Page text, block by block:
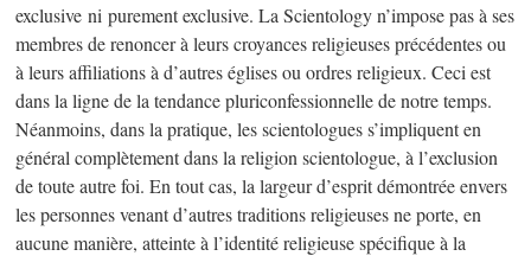
exclusive ni purement exclusive. La Scientology n’impose pas à ses
membres de renoncer à leurs croyances religieuses précédentes ou
à leurs affiliations à d’autres églises ou ordres religieux. Ceci est
dans la ligne de la tendance pluriconfessionnelle de notre temps.
Néanmoins, dans la pratique, les scientologues s’impliquent en
général complètement dans la religion scientologue, à l’exclusion
de toute autre foi. En tout cas, la largeur d’esprit démontrée envers
les personnes venant d’autres traditions religieuses ne porte, en
aucune manière, atteinte à l’identité religieuse spécifique à la